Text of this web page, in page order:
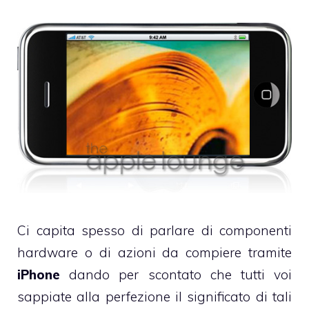
Ci capita spesso di parlare di componenti
hardware o di azioni da compiere tramite
iPhone dando per scontato che tutti voi
sappiate alla perfezione il significato di tali